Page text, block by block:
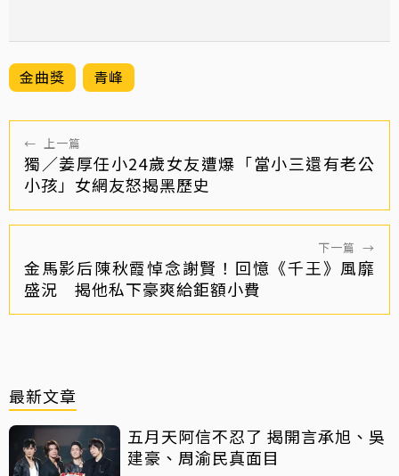
金曲獎 青峰
← 上一篇
獨／姜厚任小24歲女友遭爆「當小三還有老公
小孩」女網友怒揭黑歷史
下一篇 →
金馬影后陳秋霞悼念謝賢！回憶《千王》風靡
盛況 揭他私下豪爽給鉅額小費
最新文章
五月天阿信不忍了 揭開言承旭、吳
建豪、周渝民真面目